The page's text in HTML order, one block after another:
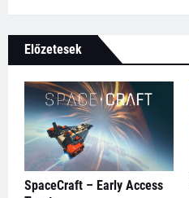
Előzetesek
SpaceCraft – Early Access